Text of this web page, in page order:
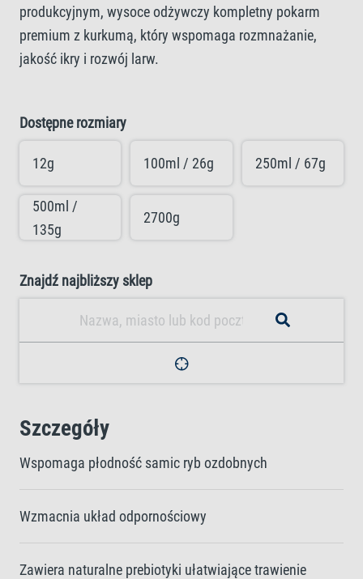
produkcyjnym, wysoce odżywczy kompletny pokarm
premium z kurkumą, który wspomaga rozmnażanie,
jakość ikry i rozwój larw.
Dostępne rozmiary
12g 100ml / 26g 250ml / 67g
500ml /
135g
2700g
Znajdź najbliższy sklep
Szczegóły
Wspomaga płodność samic ryb ozdobnych
Wzmacnia układ odpornościowy
Zawiera naturalne prebiotyki ułatwiające trawienie